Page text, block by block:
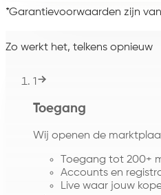
*Garantievoorwaarden zijn
Zo werkt het, telkens opnieuw
1
Toegang
Wij openen de
Toegang tot 200+
Accounts en
Live waar jouw